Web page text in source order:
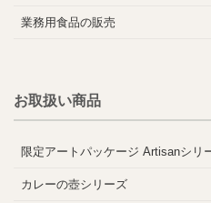
業務用食品の販売
お取扱い商品
限定アートパッケージ Artisanシリ
カレーの壺シリーズ